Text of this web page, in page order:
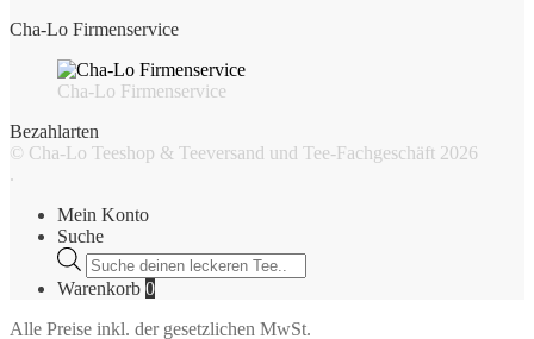
Cha-Lo Firmenservice
Cha-Lo Firmenservice
Bezahlarten
© Cha-Lo Teeshop & Teeversand und Tee-Fachgeschäft 2026
.
Mein Konto
Suche
Products
search
Warenkorb 0
Alle Preise inkl. der gesetzlichen MwSt.